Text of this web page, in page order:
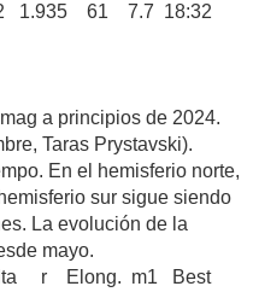
1.935 61 7.7 18:32
a principios de 2024.
Taras Prystavski).
En el hemisferio norte,
sur sigue siendo
La evolución de la
mayo.
r Elong. m1 Best